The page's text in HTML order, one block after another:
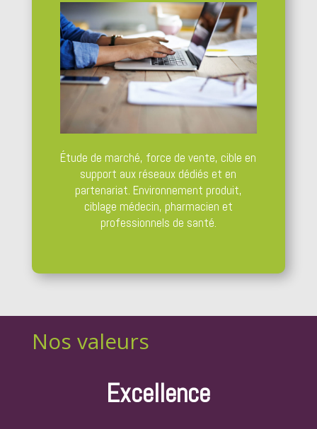
Étude de marché, force de vente, cible en
support aux réseaux dédiés et en
partenariat. Environnement produit,
ciblage médecin, pharmacien et
professionnels de santé.
Nos valeurs
Excellence